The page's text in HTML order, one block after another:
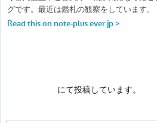
にて投稿しています。